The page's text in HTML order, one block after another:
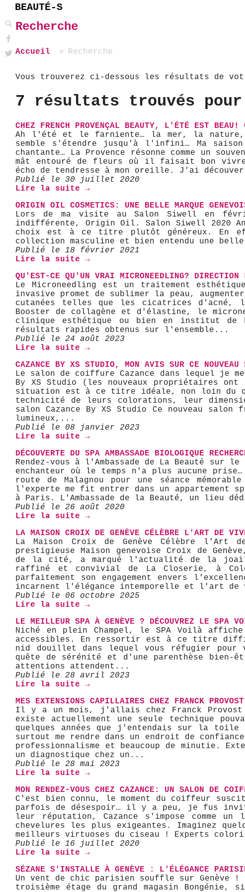
BEAUTÉ-S
Recherche
Accueil Recherche
Vous trouverez ci-dessous les résultats de
7 résultats trouvés pour
CHEZ FRENCH PROVENÇAL BEAUTY, L'ÉTÉ EST BEAU!
Ah l'été et le farniente… la mer, la nature,
semble s'étendre jusqu'à l'infini… Ma
chantante… La Provence résonne comme un
mât entouré de fleurs où il faisait bon vivre!
écho de tendresse à mon oreille. J'ai
Publié le 30 juillet 2020
Lire la suite →
ORIGIN OIL COSMETICS: UNE BELLE MARQUE
Lors de ma visite au Salon Siwell en
indifférente, Origin Oil. Salon Siwell 2020
choix est à ce titre plutôt généreux. En
collection masculine et bien entendu une
Publié le 18 février 2021
Lire la suite →
QU'EST-CE QU'UN VRAI MICRONEEDLING? DIRECTION
Le Microneedling est un traitement
invasive promet de sublimer la peau,
cutanées telles que les cicatrices d'acné,
Booster de collagène et d'élastine, le
clinique esthétique ou bien en institut de
résultats rapides obtenus sur l'ensemble...
Publié le 24 août 2023
Lire la suite →
CAZANCE BY XS STUDIO, MON AVIS SUR CE NOUVEAU
Le salon de coiffure Cazance dans lequel je
By XS Studio (les nouveaux propriétaires ont
situation est à ce titre idéale, non loin du
technicité de leurs colorations, leur
salon Cazance By XS Studio Ce nouveau
lumineux,...
Publié le 08 janvier 2023
Lire la suite →
DÉCOUVERTE DU SPA AMBASSADE BIOLOGIQUE
Rendez-vous à l'Ambassade de La Beauté sur
enchanteur où le temps n'a plus aucune
route de Malagnou pour une séance
l'experte me fit entrer dans un appartement
à Paris. L'Ambassade de la Beauté, un lieu
Publié le 26 août 2020
Lire la suite →
LA MAISON CROIX DE GENÈVE CÉLÈBRE L'ART DE
La Maison Croix de Genève Célèbre l'Art
prestigieuse Maison genevoise Croix de
de la cité, a marqué l'actualité de la
raffiné et convivial de La Closerie, à
parfaitement son engagement envers
incarnent l'élégance intemporelle et l'art de
Publié le 06 octobre 2025
Lire la suite →
LE MEILLEUR SPA À GENÈVE ? DÉCOUVREZ LE SPA
Niché en plein Champel, le SPA Voilà
accessibles. En ressortir est à ce titre
nid douillet dans lequel vous réfugier pour
quête de sérénité et d'une parenthèse
attentions attendent...
Publié le 28 avril 2023
Lire la suite →
MES EXTENSIONS CAPILLAIRES CHEZ FRANCK
Il y a un mois, j'allais chez Franck Provost
existe actuellement une seule technique
quelques années que j'entendais sur la
surtout me rendre dans un endroit de
professionnalisme et beaucoup de minutie.
un diagnostique chez un...
Publié le 28 mai 2023
Lire la suite →
MON RENDEZ-VOUS CHEZ CAZANCE: UN SALON DE
C'est bien connu, le moment du coiffeur
parfois de désespoir… il y a peu, je fus
leur réputation, Cazance s'impose comme
chevelures les plus exigeantes. Imaginez
meilleurs virtuoses du ciseau ! Experts
Publié le 16 juillet 2020
Lire la suite →
SÉZANE S'INSTALLE À GENÈVE : L'ÉLÉGANCE
Un vent de chic parisien souffle sur Genève !
troisième étage du grand magasin Bongénie,